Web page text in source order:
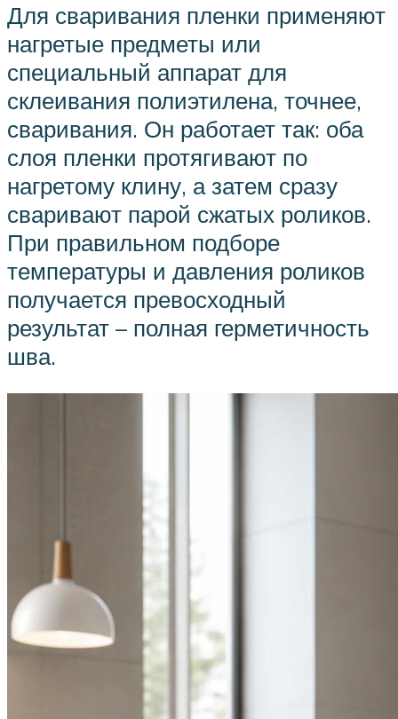
Для сваривания пленки применяют
нагретые предметы или
специальный аппарат для
склеивания полиэтилена, точнее,
сваривания. Он работает так: оба
слоя пленки протягивают по
нагретому клину, а затем сразу
сваривают парой сжатых роликов.
При правильном подборе
температуры и давления роликов
получается превосходный
результат – полная герметичность
шва.